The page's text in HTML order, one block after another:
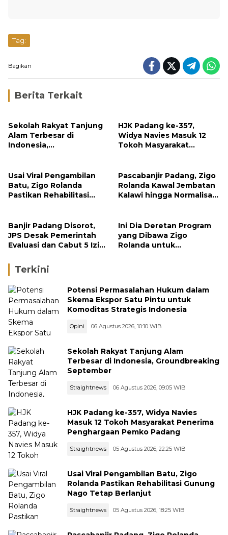
Tag:
Bagikan
Berita Terkait
Sekolah Rakyat Tanjung
Alam Terbesar di
Indonesia,
HJK Padang ke-357,
Widya Navies Masuk 12
Tokoh Masyarakat
Usai Viral Pengambilan
Batu, Zigo Rolanda
Pastikan Rehabilitasi
Pascabanjir Padang, Zigo
Rolanda Kawal Jembatan
Kalawi hingga Normalisasi
Banjir Padang Disorot,
JPS Desak Pemerintah
Evaluasi dan Cabut 5 Izin
Ini Dia Deretan Program
yang Dibawa Zigo
Rolanda untuk
Terkini
Potensi Permasalahan Hukum dalam
Skema Ekspor Satu Pintu untuk
Komoditas Strategis Indonesia
Opini 06 Agustus 2026, 10:10 WIB
Sekolah Rakyat Tanjung Alam
Terbesar di Indonesia, Groundbreaking
September
Straightnews 06 Agustus 2026, 09:05 WIB
HJK Padang ke-357, Widya Navies
Masuk 12 Tokoh Masyarakat Penerima
Penghargaan Pemko Padang
Straightnews 05 Agustus 2026, 22:25 WIB
Usai Viral Pengambilan Batu, Zigo
Rolanda Pastikan Rehabilitasi Gunung
Nago Tetap Berlanjut
Straightnews 05 Agustus 2026, 18:25 WIB